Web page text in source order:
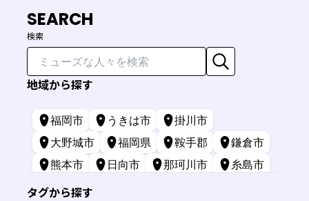
SEARCH
検索
地域から探す
福岡市 うきは市
掛川市
大野城市
福岡県 鞍手郡
鎌倉市
熊本市
日向市 那珂川市
糸島市
苅田町
タグから探す